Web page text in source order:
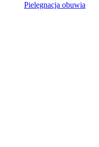
Pielęgnacja obuwia